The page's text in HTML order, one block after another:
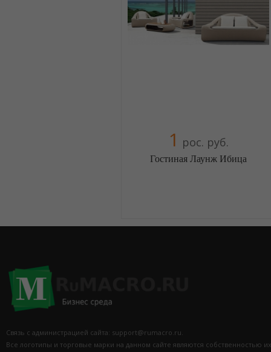
+38(044) 2298919
+38(067) 4454541
1 рос. руб.
Гостиная Лаунж Ибица
Связь с администрацией сайта: support@rumacro.ru.
Все логотипы и торговые марки на данном сайте являются собственностью